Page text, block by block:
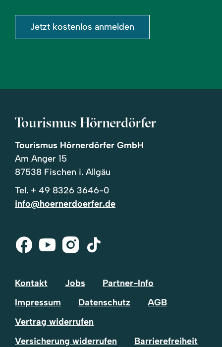
eingeben
Jetzt kostenlos anmelden
Tourismus Hörnerdörfer
Tourismus Hörnerdörfer GmbH
Am Anger 15
87538 Fischen i. Allgäu
Tel. + 49 8326 3646-0
info@hoernerdoerfer.de
Facebook
Youtube
Instagram
Tik-
Kontakt Jobs
Partner-Info
Impressum
Datenschutz
AGB
Vertrag widerrufen
Versicherung widerrufen
Barrierefreiheit